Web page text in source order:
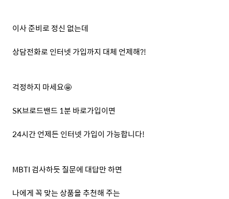
이사 준비로 정신 없는데
상담전화로 인터넷 가입까지 대체 언제해?!
걱정하지 마세요🤩
SK브로드밴드 1분 바로가입이면
24시간 언제든 인터넷 가입이 가능합니다!
MBTI 검사하듯 질문에 대답만 하면
나에게 꼭 맞는 상품을 추천해 주는